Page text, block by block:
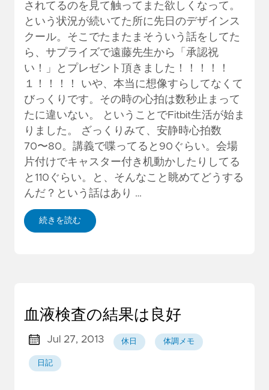
されてるのを見て触ってまた欲しくなって。
という状況が続いてた所に先日のデザインス
クール。そこでたまたまそういう話をしてた
ら、サプライズで遠藤先生から「承認祝
い！」とプレゼント頂きました！！！！！
１！！！！ いや、本当に想像すらしてなくて
びっくりです。その時の心拍は数秒止まって
たに違いない。 ということでFitbit生活が始ま
りました。 ざっくりみて、安静時心拍数
70〜80。講義で喋ってると90ぐらい。会場
片付けでキャスター付き机動かしたりしてる
と110ぐらい。と、そんなこと眺めてどうする
んだ？という話はあり …
続きを読む
血液検査の結果は良好
Jul 27, 2013 休日 体調メモ
日記